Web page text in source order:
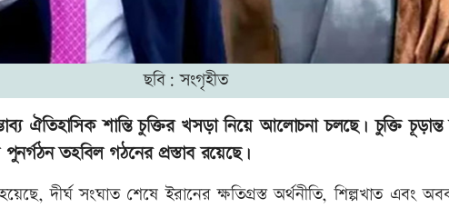
ছবি: সংগৃহীত
ঐতিহাসিক শান্তি চুক্তির খসড়া নিয়ে আলোচনা চলছে। চুক্তি
তহবিল গঠনের প্রস্তাব রয়েছে।
দীর্ঘ সংঘাত শেষে ইরানের ক্ষতিগ্রস্ত অর্থনীতি, শিল্পখাত এবং